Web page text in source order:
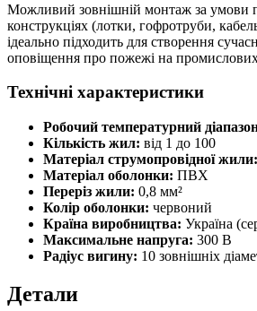
Можливий зовнішній монтаж за умови
конструкціях (лотки, гофротруби,
ідеально підходить для створення
оповіщення про пожежі на
Технічні характеристики
Робочий температурний
Кількість жил: від 1 до 100
Матеріал струмопровідної жили:
Матеріал оболонки: ПВХ
Переріз жили: 0,8 мм²
Колір оболонки: червоний
Країна виробництва: Україна
Максимальне напруга: 300 В
Радіус вигину: 10 зовнішніх
Детали